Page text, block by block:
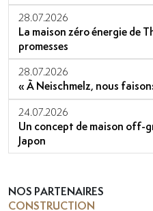
28.07.2026
La maison zéro énergie de
promesses
28.07.2026
« À Neischmelz, nous
24.07.2026
Un concept de maison off-
Japon
NOS PARTENAIRES
CONSTRUCTION